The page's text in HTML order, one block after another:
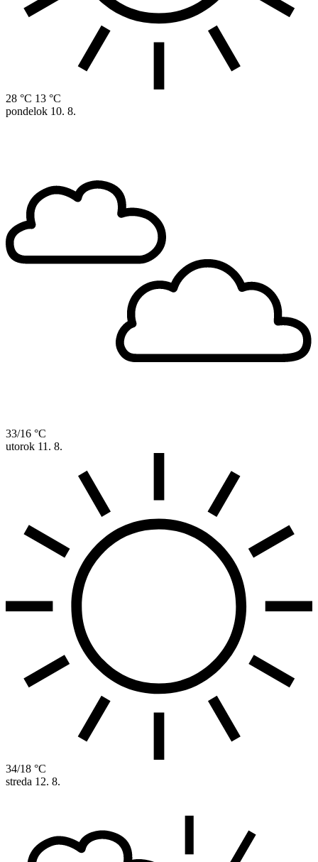
28 °C 13 °C
pondelok 10. 8.
33/16 °C
utorok 11. 8.
34/18 °C
streda 12. 8.